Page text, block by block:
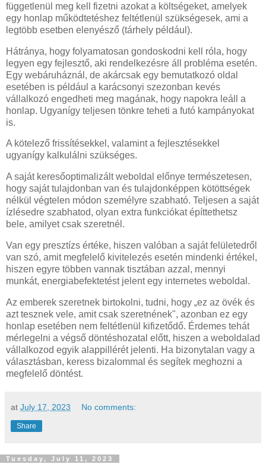
függetlenül meg kell fizetni azokat a költségeket, amelyek
egy honlap működtetéshez feltétlenül szükségesek, ami a
legtöbb esetben elenyésző (tárhely például).
Hátránya, hogy folyamatosan gondoskodni kell róla, hogy
legyen egy fejlesztő, aki rendelkezésre áll probléma esetén.
Egy webáruháznál, de akárcsak egy bemutatkozó oldal
esetében is például a karácsonyi szezonban kevés
vállalkozó engedheti meg magának, hogy napokra leáll a
honlap. Ugyanígy teljesen tönkre teheti a futó kampányokat
is.
A kötelező frissítésekkel, valamint a fejlesztésekkel
ugyanígy kalkulálni szükséges.
A saját keresőoptimalizált weboldal előnye természetesen,
hogy saját tulajdonban van és tulajdonképpen kötöttségek
nélkül végtelen módon személyre szabható. Teljesen a saját
ízlésedre szabhatod, olyan extra funkciókat építtethetsz
bele, amilyet csak szeretnél.
Van egy presztízs értéke, hiszen valóban a saját felületedről
van szó, amit megfelelő kivitelezés esetén mindenki értékel,
hiszen egyre többen vannak tisztában azzal, mennyi
munkát, energiabefektetést jelent egy internetes weboldal.
Az emberek szeretnek birtokolni, tudni, hogy „ez az övék és
azt tesznek vele, amit csak szeretnének", azonban ez egy
honlap esetében nem feltétlenül kifizetődő. Érdemes tehát
mérlegelni a végső döntéshozatal előtt, hiszen a weboldalad
vállalkozod egyik alappillérét jelenti. Ha bizonytalan vagy a
választásban, keress bizalommal és segítek meghozni a
megfelelő döntést.
at July 17, 2023 No comments:
Share
Tuesday, July 11, 2023